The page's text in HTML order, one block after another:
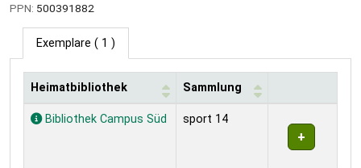
PPN: 500391882
Exemplare ( 1 )
Exemplare
Heimatbibliothek Sammlung
Bibliothek Campus Süd sport 14